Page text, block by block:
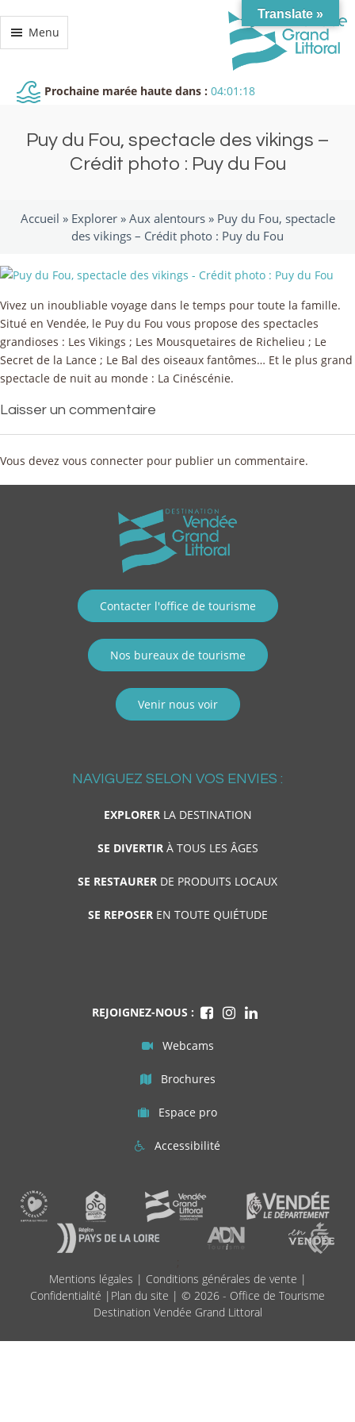
Menu
Prochaine marée haute dans : 04:01:18
Puy du Fou, spectacle des vikings –
Crédit photo : Puy du Fou
Accueil » Explorer» Aux alentours» Puy du Fou, spectacle
des vikings – Crédit photo : Puy du Fou
Vivez un inoubliable voyage dans le temps pour toute la famille.
Situé en Vendée, le Puy du Fou vous propose des spectacles
grandioses : Les Vikings ; Les Mousquetaires de Richelieu ; Le
Secret de la Lance ; Le Bal des oiseaux fantômes… Et le plus grand
spectacle de nuit au monde : La Cinéscénie.
Laisser un commentaire
Vous devez vous connecter pour publier un commentaire.
Contacter l'office de tourisme
Nos bureaux de tourisme
Venir nous voir
NAVIGUEZ SELON VOS ENVIES :
EXPLORERLA DESTINATION
SE DIVERTIRÀ TOUS LES ÂGES
SE RESTAURER DE PRODUITS LOCAUX
SE REPOSEREN TOUTE QUIÉTUDE
REJOIGNEZ-NOUS :
Webcams
Brochures
Espace pro
Accessibilité
Mentions légales | Conditions générales de vente |
Confidentialité | Plan du site | © 2026 - Office de Tourisme
Destination Vendée Grand Littoral
Translate »